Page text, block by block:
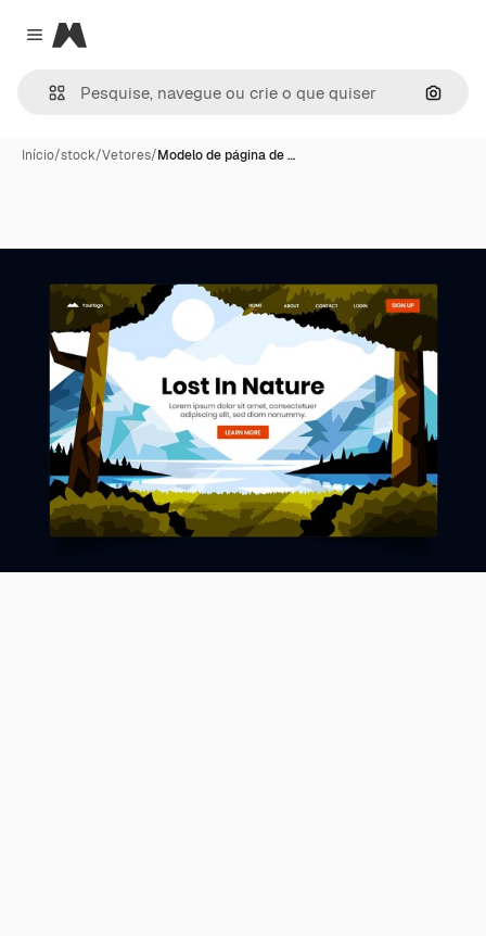
Close menu
Magnific
Início/stock/Vetores/Modelo de página de …